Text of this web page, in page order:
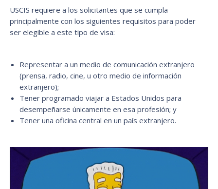
USCIS requiere a los solicitantes que se cumpla
principalmente con los siguientes requisitos para poder
ser elegible a este tipo de visa:
Representar a un medio de comunicación extranjero
(prensa, radio, cine, u otro medio de información
extranjero);
Tener programado viajar a Estados Unidos para
desempeñarse únicamente en esa profesión; y
Tener una oficina central en un país extranjero.